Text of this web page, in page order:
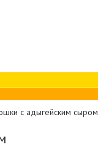
с адыгейским сыром